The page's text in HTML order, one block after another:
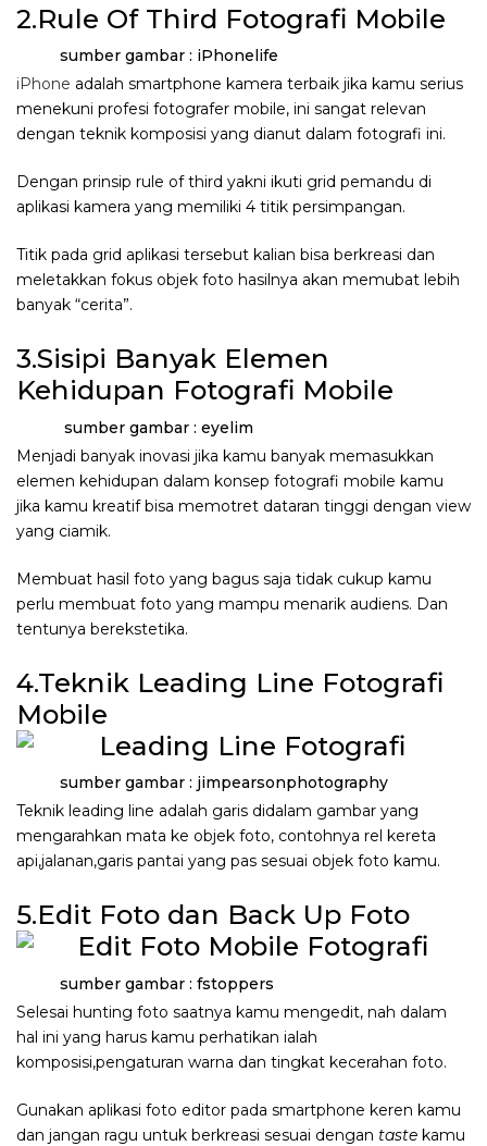
2.Rule Of Third Fotografi Mobile
sumber gambar : iPhonelife
iPhone adalah smartphone kamera terbaik jika kamu serius
menekuni profesi fotografer mobile, ini sangat relevan
dengan teknik komposisi yang dianut dalam fotografi ini.
Dengan prinsip rule of third yakni ikuti grid pemandu di
aplikasi kamera yang memiliki 4 titik persimpangan.
Titik pada grid aplikasi tersebut kalian bisa berkreasi dan
meletakkan fokus objek foto hasilnya akan memubat lebih
banyak “cerita”.
3.Sisipi Banyak Elemen
Kehidupan Fotografi Mobile
sumber gambar : eyelim
Menjadi banyak inovasi jika kamu banyak memasukkan
elemen kehidupan dalam konsep fotografi mobile kamu
jika kamu kreatif bisa memotret dataran tinggi dengan view
yang ciamik.
Membuat hasil foto yang bagus saja tidak cukup kamu
perlu membuat foto yang mampu menarik audiens. Dan
tentunya berekstetika.
4.Teknik Leading Line Fotografi
Mobile
sumber gambar : jimpearsonphotography
Teknik leading line adalah garis didalam gambar yang
mengarahkan mata ke objek foto, contohnya rel kereta
api,jalanan,garis pantai yang pas sesuai objek foto kamu.
5.Edit Foto dan Back Up Foto
sumber gambar : fstoppers
Selesai hunting foto saatnya kamu mengedit, nah dalam
hal ini yang harus kamu perhatikan ialah
komposisi,pengaturan warna dan tingkat kecerahan foto.
Gunakan aplikasi foto editor pada smartphone keren kamu
dan jangan ragu untuk berkreasi sesuai dengan taste kamu